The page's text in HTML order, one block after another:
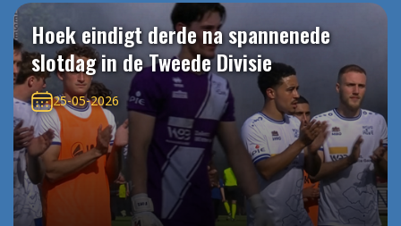
Hoek eindigt derde na spannenede
slotdag in de Tweede Divisie
25-05-2026